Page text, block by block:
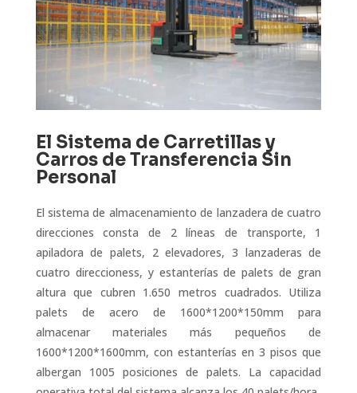
El Sistema de Carretillas y
Carros de Transferencia Sin
Personal
El sistema de almacenamiento de lanzadera de cuatro
direcciones consta de 2 líneas de transporte, 1
apiladora de palets, 2 elevadores, 3 lanzaderas de
cuatro direccioness, y estanterías de palets de gran
altura que cubren 1.650 metros cuadrados. Utiliza
palets de acero de 1600*1200*150mm para
almacenar materiales más pequeños de
1600*1200*1600mm, con estanterías en 3pisos que
albergan 1005 posiciones de palets. La capacidad